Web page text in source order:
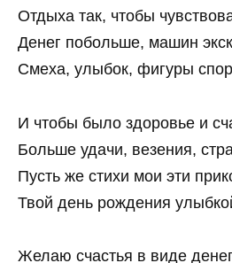
Отдыха так, чтобы
Денег побольше, машин
Смеха, улыбок, фигуры
И чтобы было здоровье и
Больше удачи, везения,
Пусть же стихи мои эти
Твой день рождения
Желаю счастья в виде